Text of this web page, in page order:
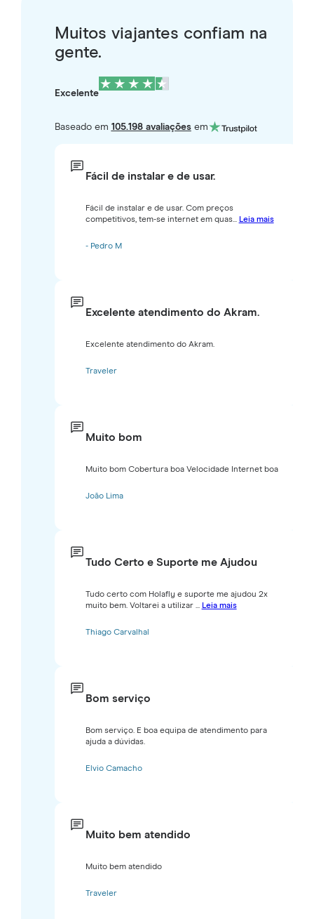
Muitos viajantes confiam na
gente.
Excelente
Baseado em 105.198 avaliaçõesem
Fácil de instalar e de usar.
Fácil de instalar e de usar. Com preços
competitivos, tem-se internet em quas... Leia mais
- Pedro M
Excelente atendimento do Akram.
Excelente atendimento do Akram.
Traveler
Muito bom
Muito bom Cobertura boa Velocidade Internet boa
João Lima
Tudo Certo e Suporte me Ajudou
Tudo certo com Holafly e suporte me ajudou 2x
muito bem. Voltarei a utilizar ... Leia mais
Thiago Carvalhal
Bom serviço
Bom serviço. E boa equipa de atendimento para
ajuda a dúvidas.
Elvio Camacho
Muito bem atendido
Muito bem atendido
Traveler